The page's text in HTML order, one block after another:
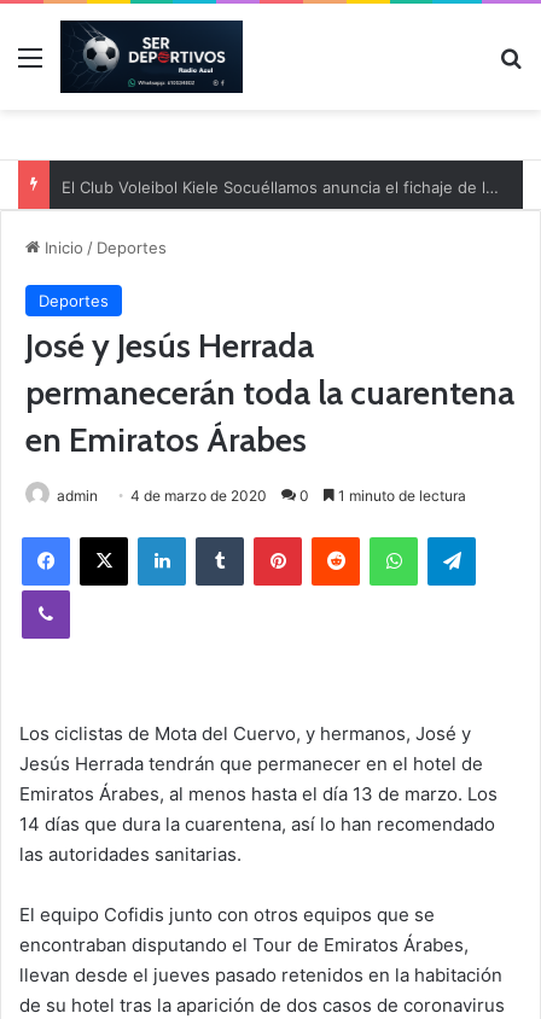
Menú
Inicio / Deportes
Deportes
José y Jesús Herrada
permanecerán toda la cuarentena
en Emiratos Árabes
admin 4 de marzo de 2020 0 1 minuto de lectura
Los ciclistas de Mota del Cuervo, y hermanos, José y
Jesús Herrada tendrán que permanecer en el hotel de
Emiratos Árabes, al menos hasta el día 13 de marzo. Los
14 días que dura la cuarentena, así lo han recomendado
las autoridades sanitarias.
El equipo Cofidis junto con otros equipos que se
encontraban disputando el Tour de Emiratos Árabes,
llevan desde el jueves pasado retenidos en la habitación
de su hotel tras la aparición de dos casos de coronavirus